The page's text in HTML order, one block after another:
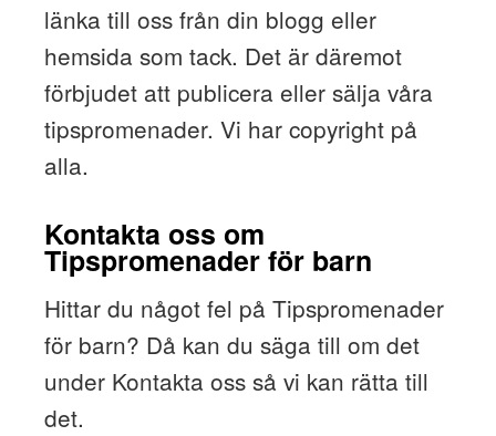
länka till oss från din blogg eller
hemsida som tack. Det är däremot
förbjudet att publicera eller sälja våra
tipspromenader. Vi har copyright på
alla.
Kontakta oss om
Tipspromenader för barn
Hittar du något fel på Tipspromenader
för barn? Då kan du säga till om det
under Kontakta oss så vi kan rätta till
det.